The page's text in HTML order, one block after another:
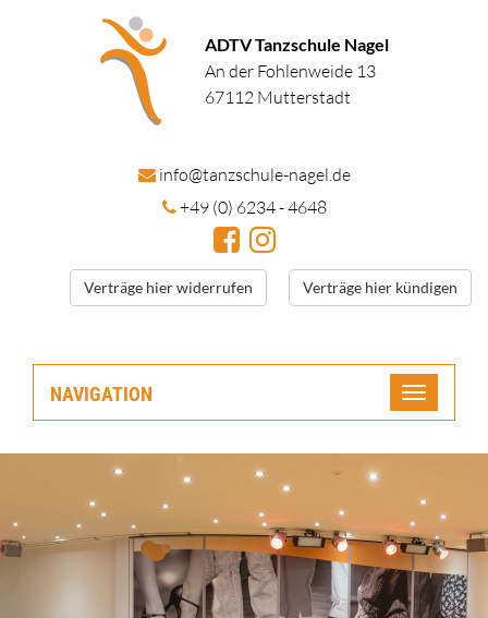
ADTV Tanzschule Nagel
An der Fohlenweide 13
67112 Mutterstadt
info@tanzschule-nagel.de
+49 (0) 6234 - 4648
Verträge hier widerrufen Verträge hier kündigen
NAVIGATION
Toggle